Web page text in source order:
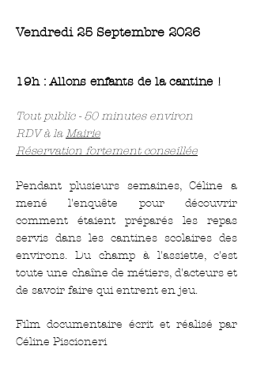
Vendredi 25 Septembre 2026
19h : Allons enfants de la cantine !
Tout public - 50 minutes environ
RDV à laMairie
Réservation fortement conseillée
Pendant plusieurs semaines, Céline a
mené l'enquête pour découvrir
comment étaient préparés les repas
servis dans les cantines scolaires des
environs. Du champ à l'assiette, c'est
toute une chaîne de métiers, d'acteurs et
de savoir faire qui entrent en jeu.
Film documentaire écrit et réalisé par
Céline Piscioneri